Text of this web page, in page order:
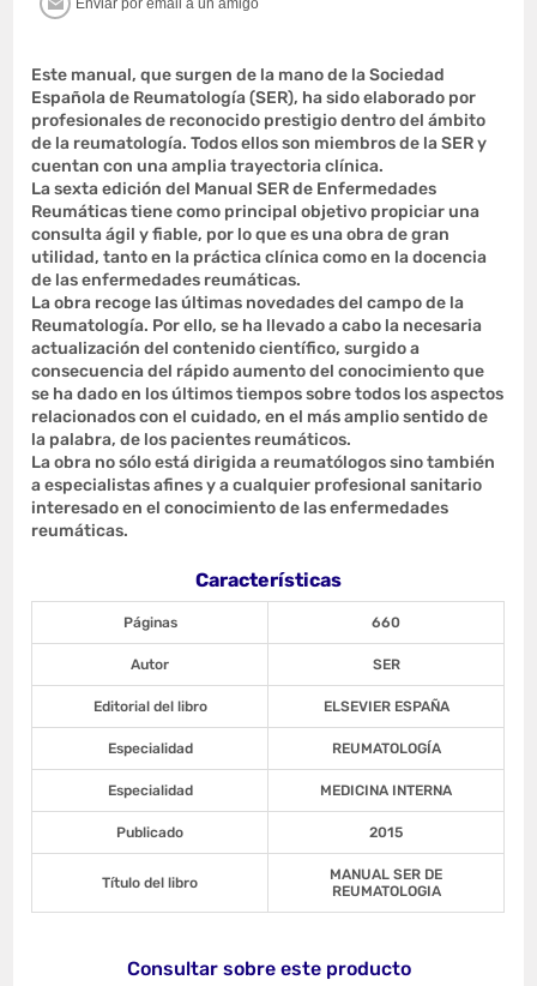
Este manual, que surgen de la mano de la Sociedad
Española de Reumatología (SER), ha sido elaborado por
profesionales de reconocido prestigio dentro del ámbito
de la reumatología. Todos ellos son miembros de la SER y
cuentan con una amplia trayectoria clínica.
La sexta edición del Manual SER de Enfermedades
Reumáticas tiene como principal objetivo propiciar una
consulta ágil y fiable, por lo que es una obra de gran
utilidad, tanto en la práctica clínica como en la docencia
de las enfermedades reumáticas.
La obra recoge las últimas novedades del campo de la
Reumatología. Por ello, se ha llevado a cabo la necesaria
actualización del contenido científico, surgido a
consecuencia del rápido aumento del conocimiento que
se ha dado en los últimos tiempos sobre todos los aspectos
relacionados con el cuidado, en el más amplio sentido de
la palabra, de los pacientes reumáticos.
La obra no sólo está dirigida a reumatólogos sino también
a especialistas afines y a cualquier profesional sanitario
interesado en el conocimiento de las enfermedades
reumáticas.
Características
Páginas 660
Autor SER
Editorial del libro ELSEVIER ESPAÑA
Especialidad REUMATOLOGÍA
Especialidad MEDICINA INTERNA
Publicado 2015
Título del libro
MANUAL SER DE
REUMATOLOGIA
Consultar sobre este producto